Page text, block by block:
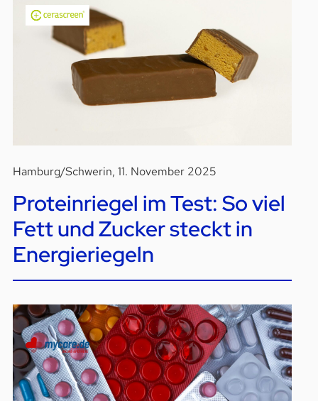
Hamburg/Schwerin, 11. November 2025
Proteinriegel im Test: So viel
Fett und Zucker steckt in
Energieriegeln